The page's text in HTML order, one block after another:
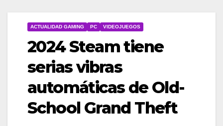
ACTUALIDAD GAMING PC VIDEOJUEGOS
2024 Steam tiene
serias vibras
automáticas de Old-
School Grand Theft